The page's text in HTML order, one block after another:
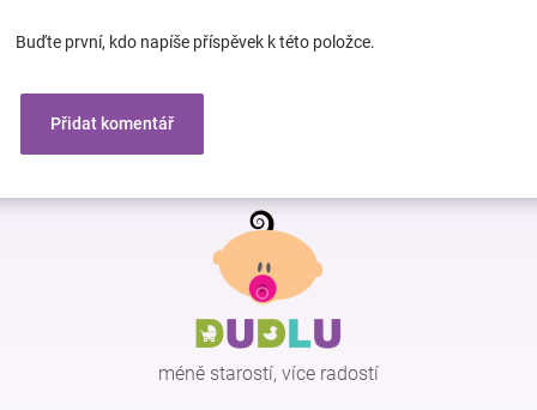
Buďte první, kdo napíše příspěvek k této položce.
Přidat komentář
Z
méně starostí, více radostí